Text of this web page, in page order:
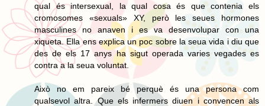
qual és intersexual, la qual cosa és que contenia els
cromosomes «sexuals» XY, però les seues hormones
masculines no anaven i es va desenvolupar con una
xiqueta. Ella ens explica un poc sobre la seua vida i diu que
des de els 17 anys ha sigut operada varies vegades es
contra a la seua voluntat.
Això no em pareix bé perquè és una persona com
qualsevol altra. Que els infermers diuen i convencen als